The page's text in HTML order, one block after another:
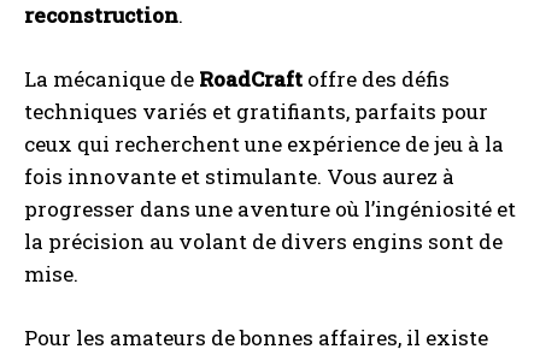
reconstruction.
La mécanique de RoadCraft offre des défis
techniques variés et gratifiants, parfaits pour
ceux qui recherchent une expérience de jeu à la
fois innovante et stimulante. Vous aurez à
progresser dans une aventure où l’ingéniosité et
la précision au volant de divers engins sont de
mise.
Pour les amateurs de bonnes affaires, il existe